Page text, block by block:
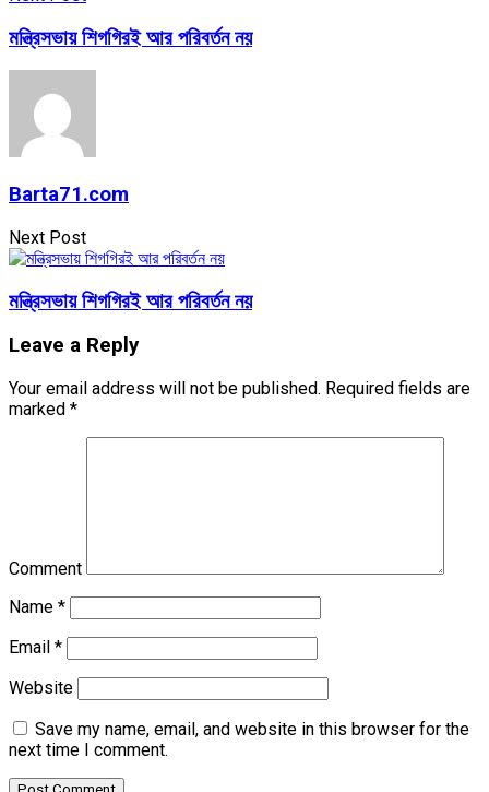
মন্ত্রিসভায় শিগগিরই আর পরিবর্তন নয়
Barta71.com
Next Post
মন্ত্রিসভায় শিগগিরই আর পরিবর্তন নয়
Leave a Reply
Your email address will not be published. Required fields are
marked *
Comment
Name *
Email *
Website
Save my name, email, and website in this browser for the
next time I comment.